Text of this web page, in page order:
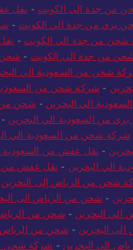
من جدة الى الكويت - نقل
بري من جدة الي الكويت -
شحن من جدة الي الكويت -
من جدة الي الكويت -
شحن من السعودية الي
- شركة شحن من
الي البحرين - شحن من
من السعودية الي البحرين -
شركة شحن من السعودية الي
- نقل عفش من السعودية
الي البحرين - نقل عفش من
شحن من الرياض إلى البحرين
- شحن من الرياض الى
البحرين - شحن من
البحرين - شحن من الرياض
الي البحرين - شركة شحن